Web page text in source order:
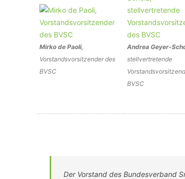
Mirko de Paoli,
Vorstandsvorsitzender des
BVSC
Andrea Geyer-
stellvertretende
BVSC
Der Vorstand des Bundesverband